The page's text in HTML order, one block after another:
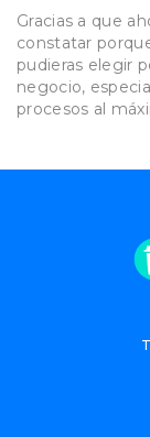
Gracias a que
constatar
pudieras elegir
negocio,
procesos al